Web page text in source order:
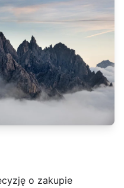
o zakupie